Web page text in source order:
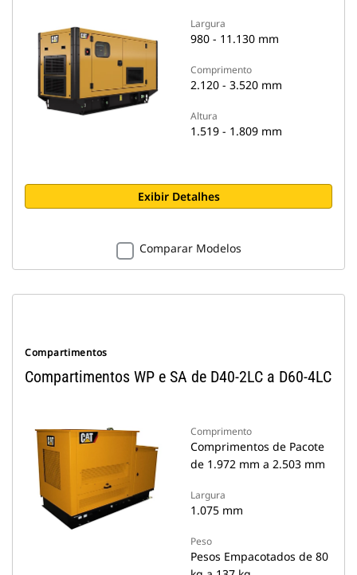
Largura
980 - 11.130 mm
Comprimento
2.120 - 3.520 mm
Altura
1.519 - 1.809 mm
Exibir Detalhes
Comparar Modelos
Compartimentos
Compartimentos WP e SA de D40-2LC a D60-4LC
Comprimento
Comprimentos de Pacote
de 1.972 mm a 2.503 mm
Largura
1.075 mm
Peso
Pesos Empacotados de 80